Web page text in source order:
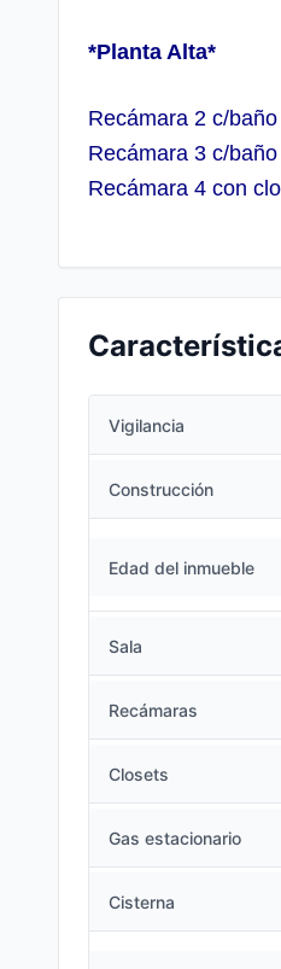
*Planta Alta*
Recámara 2 c/
Recámara 3 c/
Recámara 4 con
Vigilancia
Construcción
Edad del inmueble
Sala
Recámaras
Closets
Gas estacionario
Cisterna